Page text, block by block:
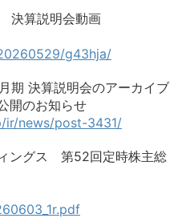
算説明会動画
g43hja/
決算説明会のアーカイブ
開のお知らせ
ir/news/post-3431/
ングス 第52回定時株主総